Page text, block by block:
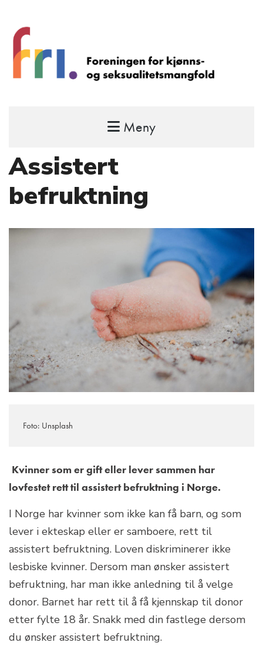
FRI – foreningen for kjønns- og
STÅ OPP FOR RETTEN TIL Å VÆRE FRI
Meny
Assistert
befruktning
Foto: Unsplash
Kvinner som er gift eller lever sammen har
lovfestet rett til assistert befruktning i Norge.
I Norge har kvinner som ikke kan få barn, og som
lever i ekteskap eller er samboere, rett til
assistert befruktning. Loven diskriminerer ikke
lesbiske kvinner. Dersom man ønsker assistert
befruktning, har man ikke anledning til å velge
donor. Barnet har rett til å få kjennskap til donor
etter fylte 18 år. Snakk med din fastlege dersom
du ønsker assistert befruktning.